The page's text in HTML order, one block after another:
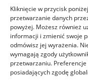
Kliknięcie w przycisk
przetwarzanie danych
powyżej. Możesz również
informacji i zmienić swoje
odmówisz jej wyrażenia.
wymagają zgody
przetwarzaniu.
posiadających zgodę
Korwina – Cluj-
Cluj-Napoca,
głównych miast …